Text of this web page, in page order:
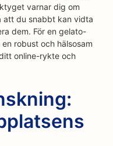
varnar dig om
att du snabbt kan vidta
dem. För en gelato-
robust och hälsosam
online-rykte och